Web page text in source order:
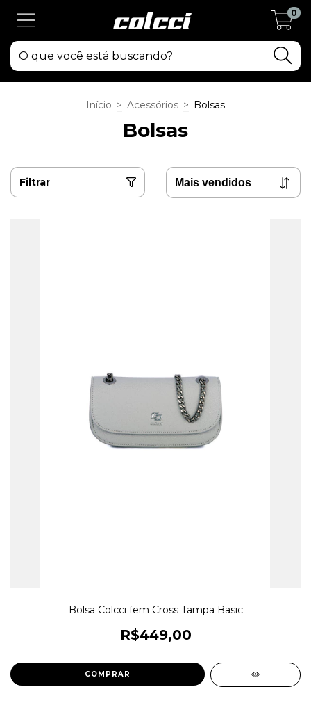
0
Início > Acessórios > Bolsas
Bolsas
Filtrar
Bolsa Colcci fem Cross Tampa Basic
R$449,00
COMPRAR